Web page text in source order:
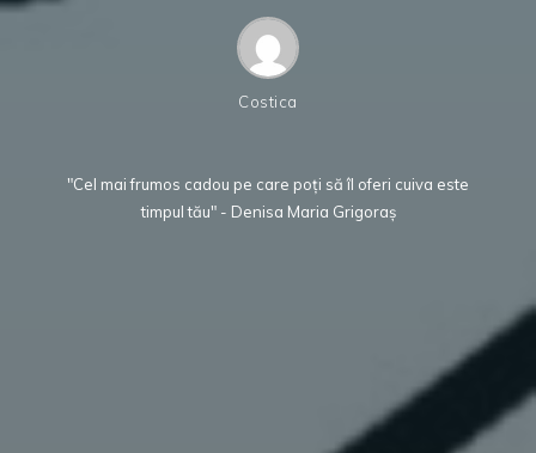
Costica
"Cel mai frumos cadou pe care poți să îl oferi cuiva este
timpul tău" - Denisa Maria Grigoraș